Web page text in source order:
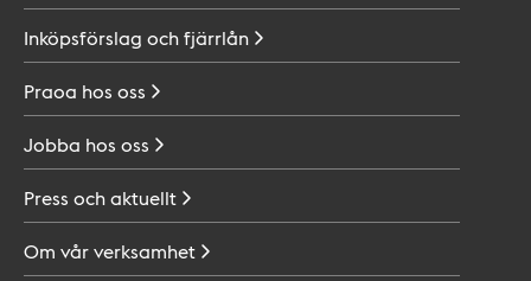
Inköpsförslag ochfjärrlån
Praoa hos oss
Jobba hos oss
Press ochaktuellt
Om vårverksamhet